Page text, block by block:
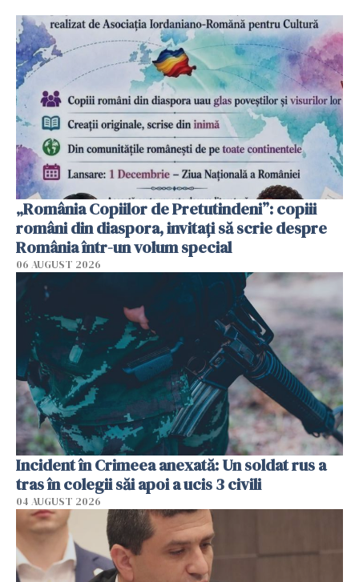
„România Copiilor de Pretutindeni”: copiii
români din diaspora, invitați să scrie despre
România într-un volum special
06 AUGUST 2026
Incident în Crimeea anexată: Un soldat rus a
tras în colegii săi apoi a ucis 3 civili
04 AUGUST 2026